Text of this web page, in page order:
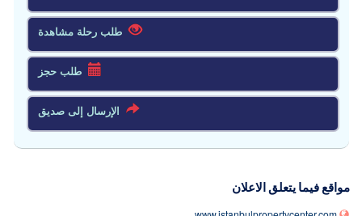
طلب رحلة مشاهدة
طلب حجز
الإرسال إلى صديق
مواقع فيما يتعلق الاعلان